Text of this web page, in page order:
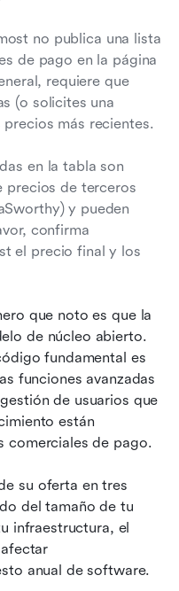
no publica una lista
de pago en la página
requiere que
(o solicites una
más recientes.
en la tabla son
precios de terceros
y pueden
confirma
el precio final y los
que noto es que la
de núcleo abierto.
fundamental es
funciones avanzadas
de usuarios que
están
comerciales de pago.
su oferta en tres
del tamaño de tu
infraestructura, el
anual de software.